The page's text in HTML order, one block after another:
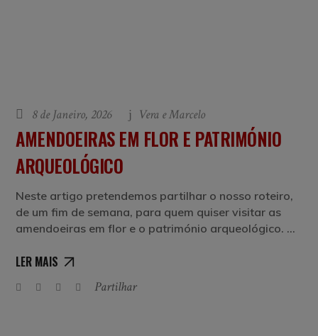
8 de Janeiro, 2026 Vera e Marcelo
AMENDOEIRAS EM FLOR E PATRIMÓNIO
ARQUEOLÓGICO
Neste artigo pretendemos partilhar o nosso roteiro,
de um fim de semana, para quem quiser visitar as
amendoeiras em flor e o património arqueológico.
LER MAIS
Partilhar